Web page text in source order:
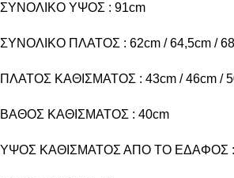
ΣΥΝΟΛΙΚΟ ΥΨΟΣ : 91cm
ΣΥΝΟΛΙΚΟ ΠΛΑΤΟΣ : 62cm / 64,5cm /
ΠΛΑΤΟΣ ΚΑΘΙΣΜΑΤΟΣ : 43cm / 46cm /
ΒΑΘΟΣ ΚΑΘΙΣΜΑΤΟΣ : 40cm
ΥΨΟΣ ΚΑΘΙΣΜΑΤΟΣ ΑΠΟ ΤΟ ΕΔΑΦΟΣ :